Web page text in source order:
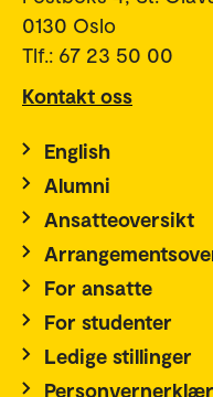
0130 Oslo
Tlf.: 67 23 50 00
Kontakt oss
English
Alumni
Ansatteoversikt
For ansatte
For studenter
Ledige stillinger